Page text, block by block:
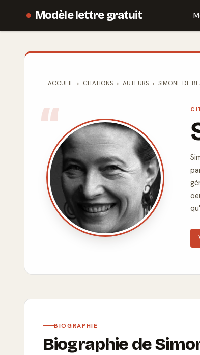
Modèle lettre gratuit
ACCUEIL CITATIONS AUTEURS SIMONE DE
BIOGRAPHIE
Biographie de